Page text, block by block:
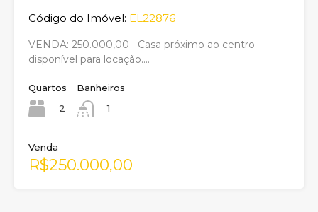
Código do Imóvel: EL22876
VENDA: 250.000,00 Casa próximo ao centro
disponível para locação.…
Quartos
2
Banheiros
1
Venda
R$250.000,00